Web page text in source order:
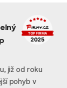
již od roku
pohyb v